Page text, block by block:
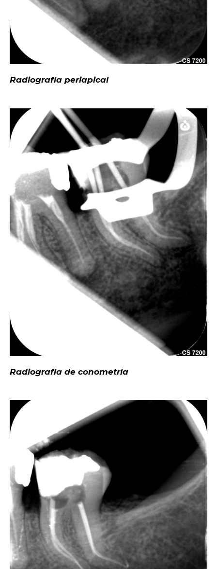
Radiografía periapical
Radiografía de conometría